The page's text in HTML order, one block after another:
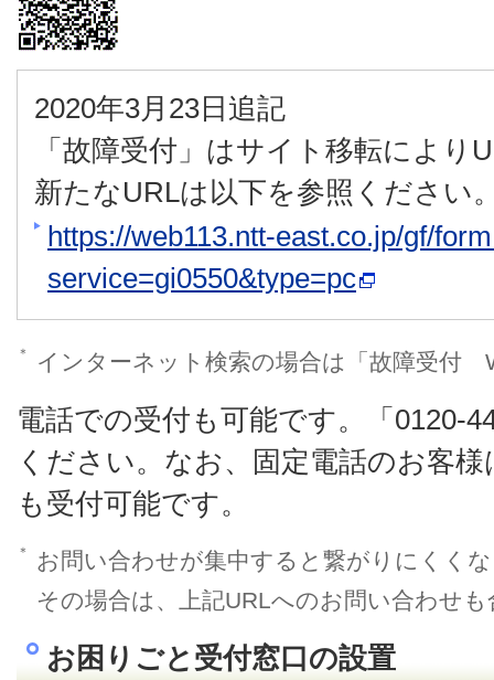
2020年3月23日追記
「故障受付」はサイト移転により
新たなURLは以下を参照ください
https://web113.ntt-east.co.jp/gf/
service=gi0550&type=pc
＊ インターネット検索の場合は「故障受付
電話での受付も可能です。「0120-
ください。なお、固定電話のお客
も受付可能です。
＊
お問い合わせが集中すると繋がりにくく
その場合は、上記URLへのお問い合わせ
お困りごと受付窓口の設置